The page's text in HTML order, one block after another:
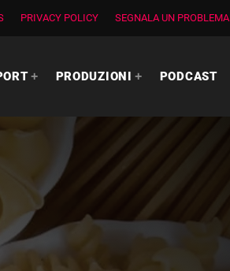
PRIVACY POLICY SEGNALA UN PROBLEMA
PRODUZIONI PODCAST